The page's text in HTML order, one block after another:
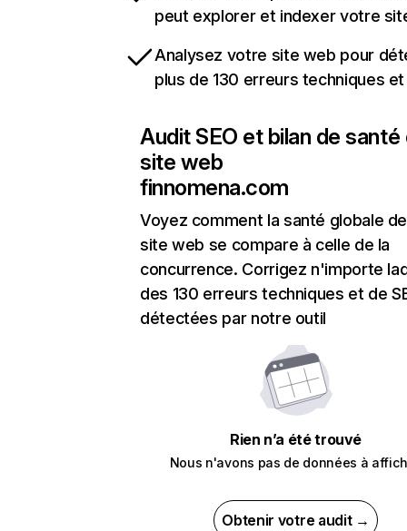
peut explorer et indexer votre
Analysez votre site web pour
plus de 130 erreurs techniques et
Audit SEO et bilan de santé
site web
finnomena.com
Voyez comment la santé globale
site web se compare à celle de la
concurrence. Corrigez n'importe
des 130 erreurs techniques et de
détectées par notre outil
Rien n’a été trouvé
Nous n'avons pas de données à
Obtenir votre audit →